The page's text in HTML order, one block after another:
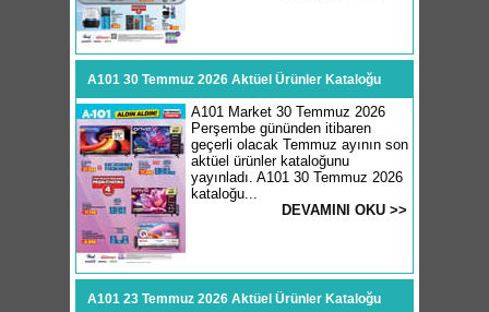
A101 30 Temmuz 2026 Aktüel Ürünler Kataloğu
A101 Market 30 Temmuz 2026
Perşembe gününden itibaren
geçerli olacak Temmuz ayının son
aktüel ürünler kataloğunu
yayınladı. A101 30 Temmuz 2026
kataloğu...
DEVAMINI OKU >>
A101 23 Temmuz 2026 Aktüel Ürünler Kataloğu